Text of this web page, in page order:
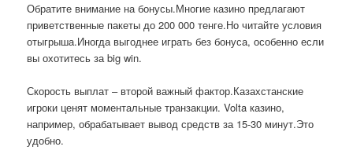
Обратите внимание на бонусы.Многие казино предлагают
приветственные пакеты до 200 000 тенге.Но читайте условия
отыгрыша.Иногда выгоднее играть без бонуса, особенно если
вы охотитесь за big win.
Скорость выплат – второй важный фактор.Казахстанские
игроки ценят моментальные транзакции. Volta казино,
например, обрабатывает вывод средств за 15-30 минут.Это
удобно.